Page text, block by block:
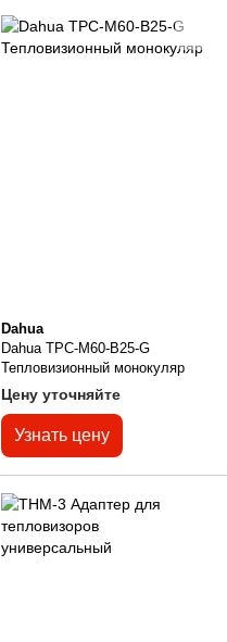
Dahua
Dahua TPC-M60-B25-G
Тепловизионный монокуляр
Цену уточняйте
Узнать цену